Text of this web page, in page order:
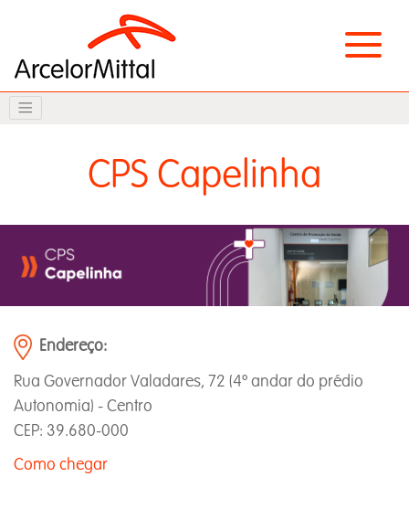
CPS Capelinha
Endereço:
Rua Governador Valadares, 72 (4º andar do prédio
Autonomia) - Centro
CEP: 39.680-000
Como chegar